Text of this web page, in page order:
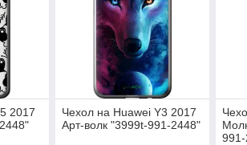
2017
Чехол на Huawei Y3 2017
Арт-волк "3999t-991-2448"